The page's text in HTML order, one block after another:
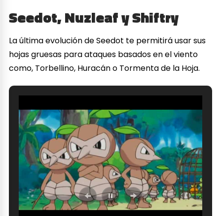
Seedot, Nuzleaf y Shiftry
La última evolución de Seedot te permitirá usar sus
hojas gruesas para ataques basados en el viento
como, Torbellino, Huracán o Tormenta de la Hoja.